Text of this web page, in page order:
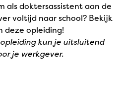
als doktersassistent aan de
voltijd naar school? Bekijk
deze opleiding!
kun je uitsluitend
je werkgever.